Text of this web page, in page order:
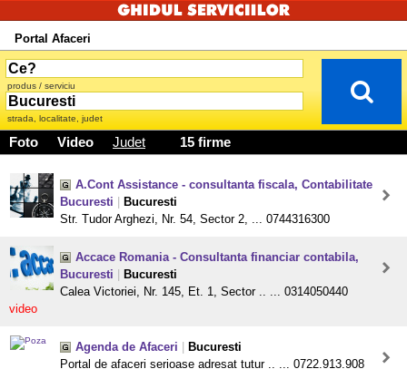
Portal Afaceri
produs / serviciu
strada, localitate, judet
Foto Video Judet 15 firme
A.Cont Assistance - consultanta fiscala, Contabilitate
Bucuresti
Bucuresti
Str. Tudor Arghezi, Nr. 54, Sector 2, ... 0744316300
Accace Romania - Consultanta financiar contabila,
Bucuresti
Bucuresti
Calea Victoriei, Nr. 145, Et. 1, Sector .. ... 0314050440
video
Agenda de Afaceri
Bucuresti
Portal de afaceri serioase adresat tutur .. ... 0722.913.908